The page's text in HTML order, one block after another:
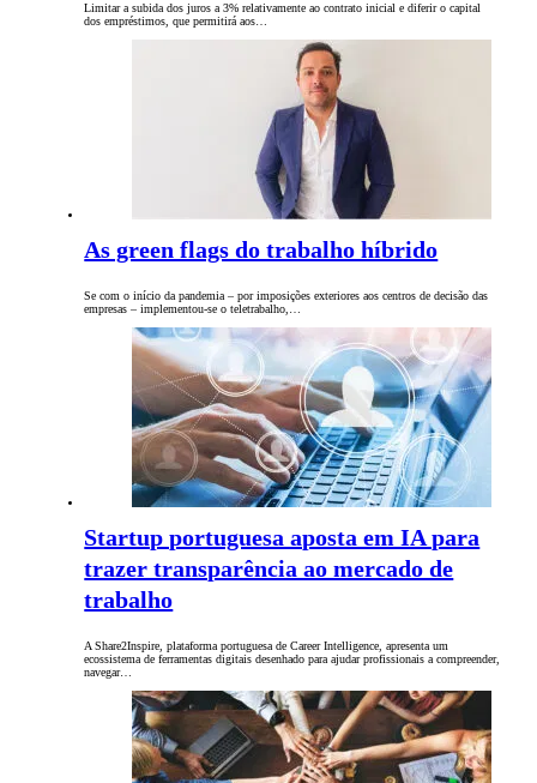
Limitar a subida dos juros a 3% relativamente ao contrato inicial e diferir o capital
dos empréstimos, que permitirá aos…
As green flags do trabalho híbrido
Se com o início da pandemia – por imposições exteriores aos centros de decisão das
empresas – implementou-se o teletrabalho,…
Startup portuguesa aposta em IA para
trazer transparência ao mercado de
trabalho
A Share2Inspire, plataforma portuguesa de Career Intelligence, apresenta um
ecossistema de ferramentas digitais desenhado para ajudar profissionais a compreender,
navegar…